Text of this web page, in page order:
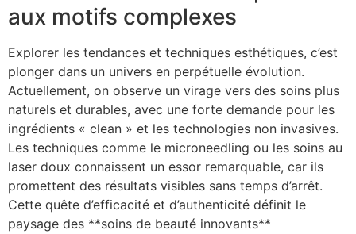
aux motifs complexes
Explorer les tendances et techniques esthétiques, c’est
plonger dans un univers en perpétuelle évolution.
Actuellement, on observe un virage vers des soins plus
naturels et durables, avec une forte demande pour les
ingrédients « clean » et les technologies non invasives.
Les techniques comme le microneedling ou les soins au
laser doux connaissent un essor remarquable, car ils
promettent des résultats visibles sans temps d’arrêt.
Cette quête d’efficacité et d’authenticité définit le
paysage des **soins de beauté innovants**